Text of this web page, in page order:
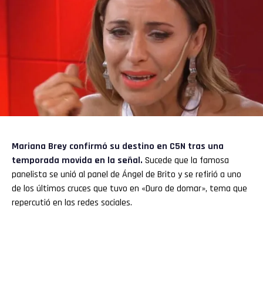
Mariana Brey confirmó su destino en C5N tras una
temporada movida en la señal. Sucede que la famosa
panelista se unió al panel de Ángel de Brito y se refirió a uno
de los últimos cruces que tuvo en «Duro de domar», tema que
repercutió en las redes sociales.